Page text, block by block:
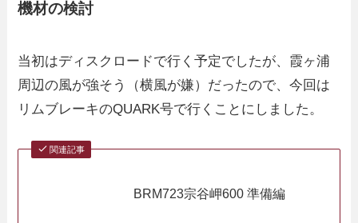
機材の検討
当初はディスクロードで行く予定でしたが、霞ヶ浦
周辺の風が強そう（横風が嫌）だったので、今回は
リムブレーキのQUARK号で行くことにしました。
関連記事
BRM723宗谷岬600 準備編